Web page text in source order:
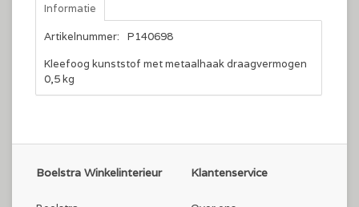
Informatie
Artikelnummer:
P140698
Kleefoog kunststof met metaalhaak draagvermogen
0,5 kg
Boelstra Winkelinterieur Klantenservice